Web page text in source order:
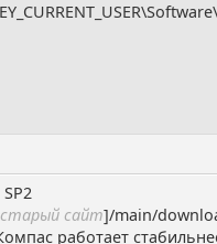
старый сайт]/main/
работает